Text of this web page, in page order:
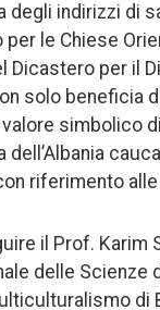
degli indirizzi di
le Chiese
Dicastero per il
solo
simbolico
dell’Albania
riferimento
il Prof. Karim
delle Scienze
di